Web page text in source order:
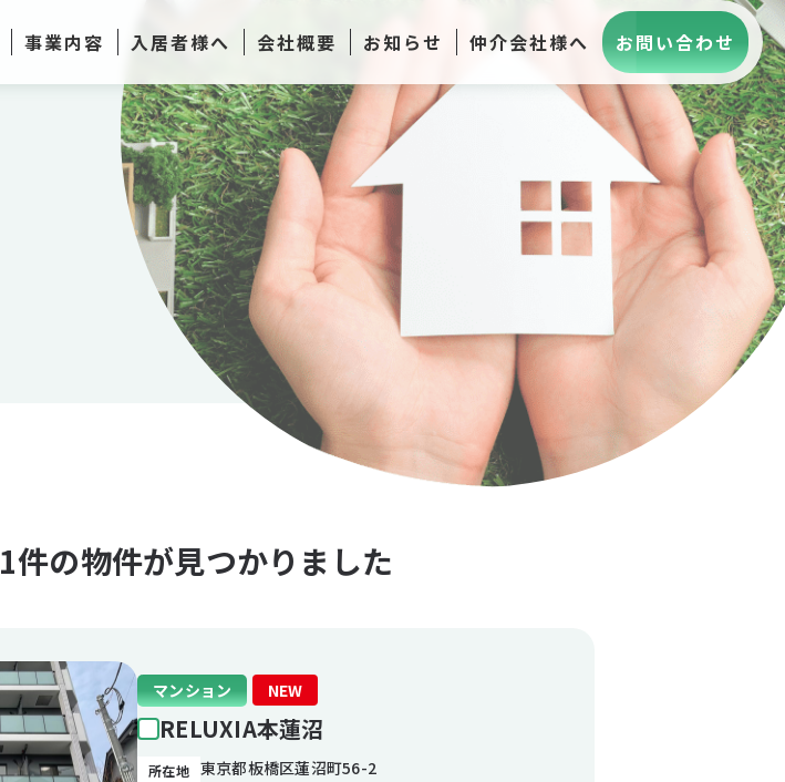
事業内容 入居者様へ 会社概要 お知らせ 仲介会社様へ お問い合わせ
1件の物件が見つかりました
マンション NEW
RELUXIA本蓮沼
所在地 東京都板橋区蓮沼町56-2